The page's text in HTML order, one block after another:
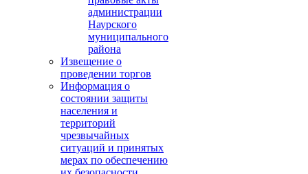
администрации
Наурского
муниципального
района
Извещение о
проведении торгов
Информация о
состоянии защиты
населения и
территорий
чрезвычайных
ситуаций и принятых
мерах по обеспечению